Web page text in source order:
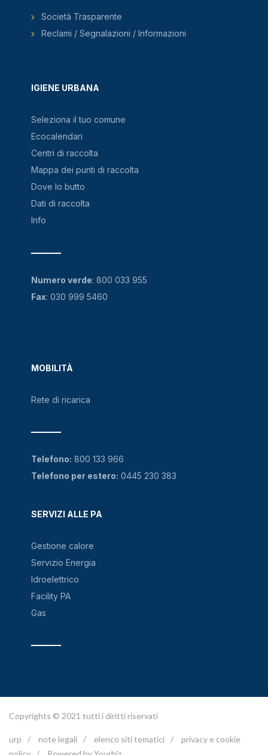
IGIENE URBANA
Seleziona il tuo comune
Ecocalendari
Centri di raccolta
Mappa dei punti di raccolta
Dove lo butto
Dati di raccolta
Info
MOBILITÀ
Rete di ricarica
SERVIZI ALLE PA
Gestione calore
Servizio Energia
Idroelettrico
Facility PA
Gas
Società Trasparente
Reclami / Segnalazioni / Informazioni
Numero verde: 800 033 955
Fax: 030 999 5460
Telefono: 800 133 966
Telefono per estero: 0445 230 383
Copyrights © 2021 tutti i diritti riservati
urp / note legali / elenco siti tematici /
privacy e cookie